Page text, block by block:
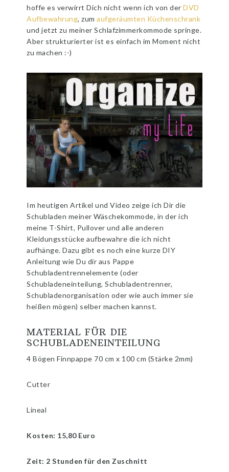
hoffe es verwirrt Dich nicht wenn ich von derDVD
Aufbewahrung, zumaufgeräumten Küchenschrank
und jetzt zu meiner Schlafzimmerkommode springe.
Aber strukturierter ist es einfach im Moment nicht
zu machen :-)
Im heutigen Artikel und Video zeige ich Dir die
Schubladen meiner Wäschekommode, in der ich
meine T-Shirt, Pullover und alle anderen
Kleidungsstücke aufbewahre die ich nicht
aufhänge. Dazu gibt es noch eine kurze DIY
Anleitung wie Du dir aus Pappe
Schubladentrennelemente (oder
Schubladeneinteilung, Schubladentrenner,
Schubladenorganisation oder wie auch immer sie
heißen mögen) selber machen kannst.
MATERIAL FÜR DIE
SCHUBLADENEINTEILUNG
4 Bögen Finnpappe 70 cm x 100 cm (Stärke 2mm)
Cutter
Lineal
Kosten: 15,80 Euro
Zeit: 2 Stunden für den Zuschnitt